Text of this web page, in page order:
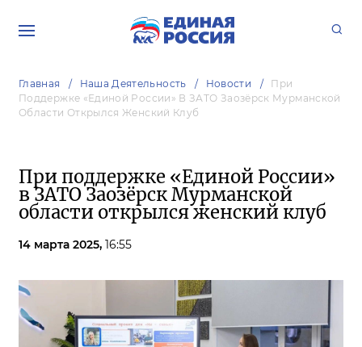
Главная Наша Деятельность Новости
При
Поддержке «Единой России» В ЗАТО Заозёрск Мурманской
Области Открылся Женский Клуб
При поддержке «Единой России»
в ЗАТО Заозёрск Мурманской
области открылся женский клуб
14 марта 2025, 16:55